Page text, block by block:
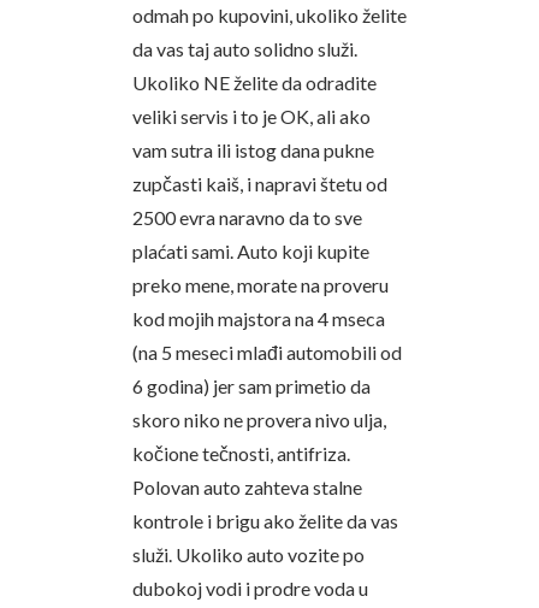
odmah po kupovini, ukoliko želite
da vas taj auto solidno služi.
Ukoliko NE želite da odradite
veliki servis i to je OK, ali ako
vam sutra ili istog dana pukne
zupčasti kaiš, i napravi štetu od
2500 evra naravno da to sve
plaćati sami. Auto koji kupite
preko mene, morate na proveru
kod mojih majstora na 4 mseca
(na 5 meseci mlađi automobili od
6 godina) jer sam primetio da
skoro niko ne provera nivo ulja,
kočione tečnosti, antifriza.
Polovan auto zahteva stalne
kontrole i brigu ako želite da vas
služi. Ukoliko auto vozite po
dubokoj vodi i prodre voda u